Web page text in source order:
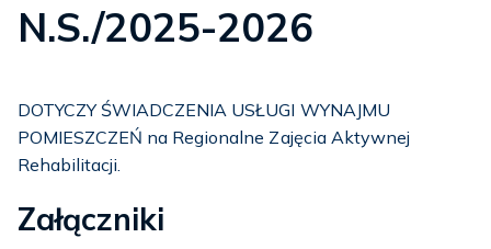
N.S./2025-2026
DOTYCZY ŚWIADCZENIA USŁUGI WYNAJMU
POMIESZCZEŃ na Regionalne Zajęcia Aktywnej
Rehabilitacji.
Załączniki